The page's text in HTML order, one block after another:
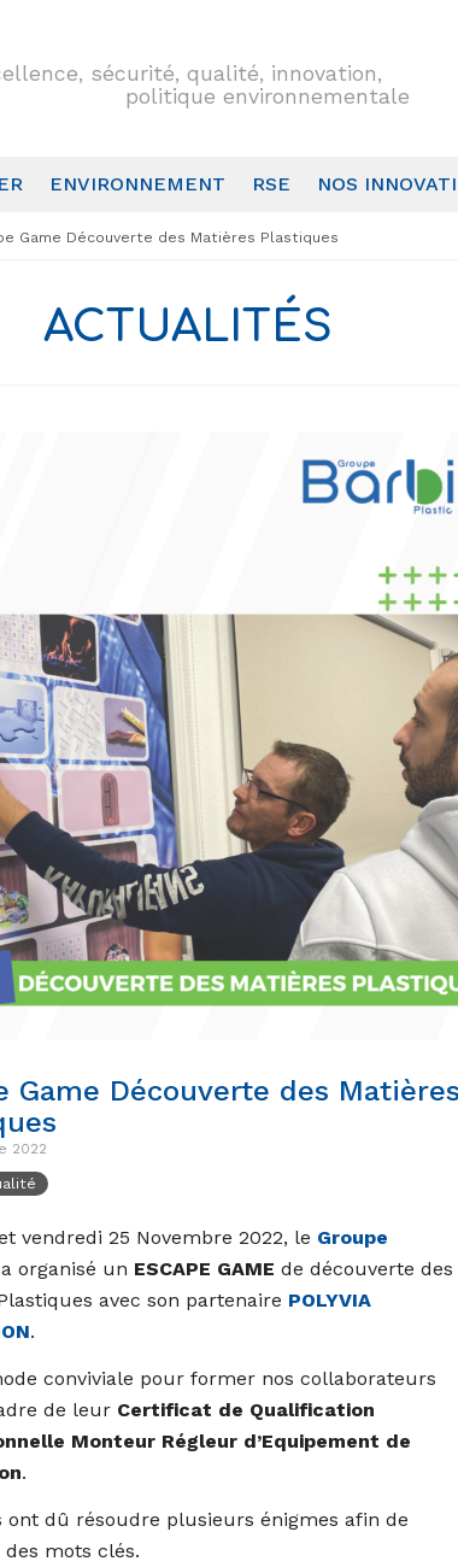
sécurité, qualité, innovation,
politique environnementale
ENVIRONNEMENT RSE NOS
Game Découverte des Matières Plastiques
ACTUALITÉS
Game Découverte des
2022
vendredi 25 Novembre 2022, le Groupe
organisé un ESCAPE GAME de découverte des
avec son partenaire POLYVIA
.
conviviale pour former nos collaborateurs
de leur Certificat de Qualification
Monteur Régleur d’Equipement de
.
ont dû résoudre plusieurs énigmes afin de
mots clés.